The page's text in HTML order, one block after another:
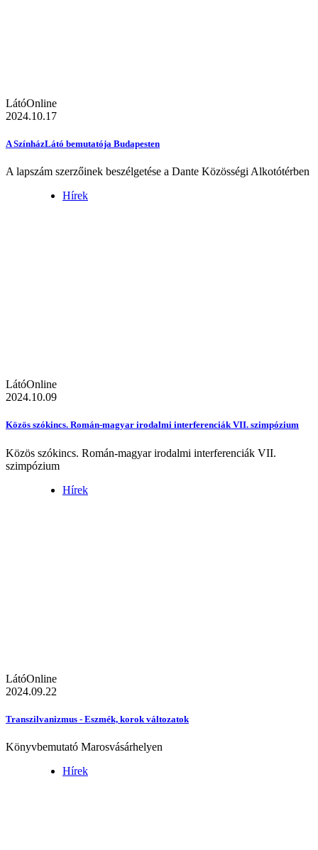
LátóOnline
2024.10.17
A SzínházLátó bemutatója Budapesten
A lapszám szerzőinek beszélgetése a Dante Közösségi Alkotótérben
Hírek
LátóOnline
2024.10.09
Közös szókincs. Román-magyar irodalmi interferenciák VII. szimpózium
Közös szókincs. Román-magyar irodalmi interferenciák VII.
szimpózium
Hírek
LátóOnline
2024.09.22
Transzilvanizmus - Eszmék, korok változatok
Könyvbemutató Marosvásárhelyen
Hírek